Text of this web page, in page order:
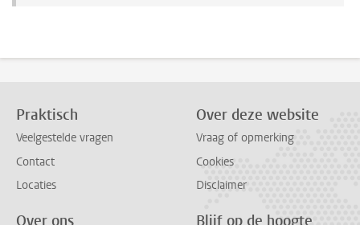
Praktisch
Veelgestelde vragen
Contact
Locaties
Over deze website
Vraag of opmerking
Cookies
Disclaimer
Over ons Blijf op de hoogte